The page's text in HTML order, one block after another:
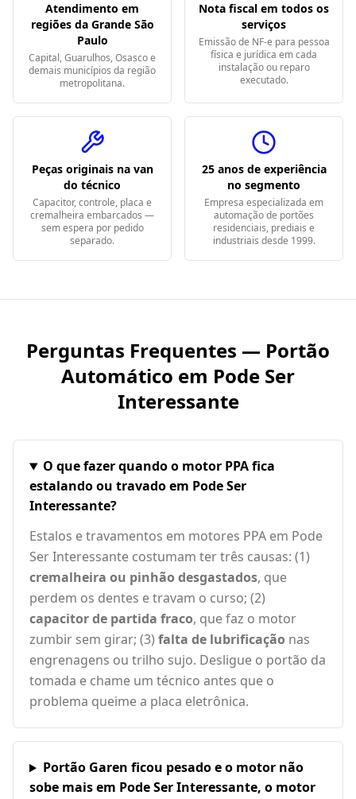
Atendimento em
regiões da Grande São
Paulo
Capital, Guarulhos, Osasco e
demais municípios da região
metropolitana.
Nota fiscal em todos os
serviços
Emissão de NF-e para pessoa
física e jurídica em cada
instalação ou reparo
executado.
Peças originais na van
do técnico
Capacitor, controle, placa e
cremalheira embarcados —
sem espera por pedido
separado.
25 anos de experiência
no segmento
Empresa especializada em
automação de portões
residenciais, prediais e
industriais desde 1999.
Perguntas Frequentes — Portão
Automático em Pode Ser
Interessante
O que fazer quando o motor PPA fica
estalando ou travado em Pode Ser
Interessante?
Estalos e travamentos em motores PPA em Pode
Ser Interessante costumam ter três causas: (1)
cremalheira ou pinhão desgastados, que
perdem os dentes e travam o curso; (2)
capacitor de partida fraco, que faz o motor
zumbir sem girar; (3) falta de lubrificação nas
engrenagens ou trilho sujo. Desligue o portão da
tomada e chame um técnico antes que o
problema queime a placa eletrônica.
Portão Garen ficou pesado e o motor não
sobe mais em Pode Ser Interessante, o motor